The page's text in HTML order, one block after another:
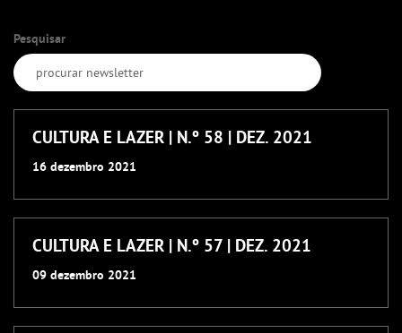
Pesquisar
CULTURA E LAZER | N.º 58 | DEZ. 2021
16 dezembro 2021
CULTURA E LAZER | N.º 57 | DEZ. 2021
09 dezembro 2021